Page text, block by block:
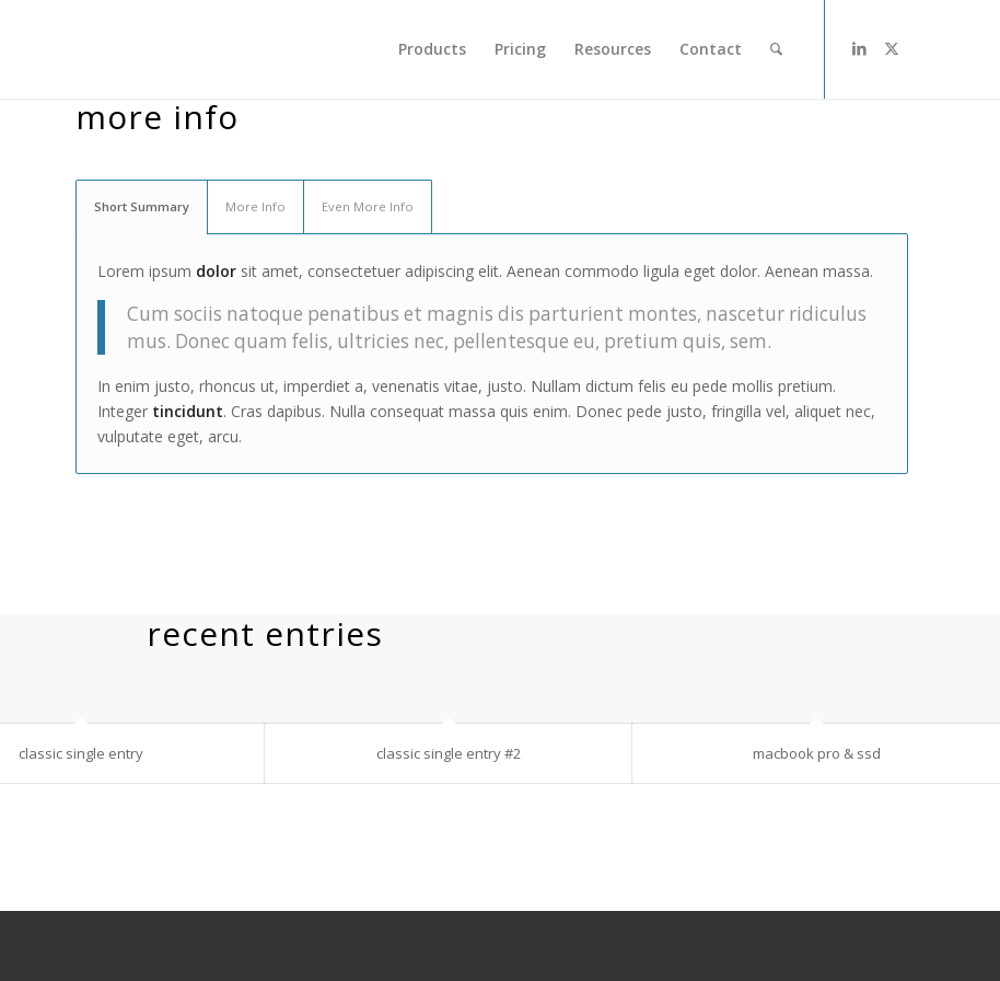
Products Pricing Resources Contact
more info
Short Summary More Info Even More Info
Lorem ipsum dolor sit amet, consectetuer adipiscing elit. Aenean commodo ligula eget dolor. Aenean massa.
Cum sociis natoque penatibus et magnis dis parturient montes, nascetur ridiculus
mus. Donec quam felis, ultricies nec, pellentesque eu, pretium quis, sem.
In enim justo, rhoncus ut, imperdiet a, venenatis vitae, justo. Nullam dictum felis eu pede mollis pretium.
Integer tincidunt. Cras dapibus. Nulla consequat massa quis enim. Donec pede justo, fringilla vel, aliquet nec,
vulputate eget, arcu.
recent entries
classic single entry classic single entry #2 macbook pro & ssd